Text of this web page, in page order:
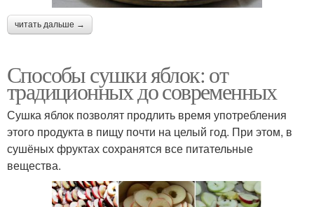
читать дальше →
Способы сушки яблок: от
традиционных до современных
Сушка яблок позволят продлить время употребления
этого продукта в пищу почти на целый год. При этом, в
сушёных фруктах сохранятся все питательные
вещества.